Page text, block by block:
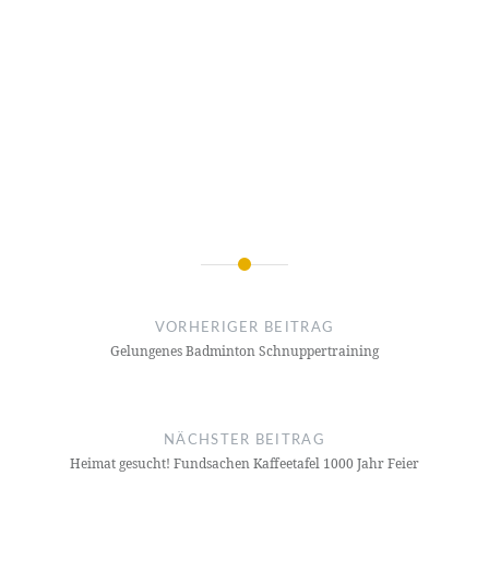
Beitragsnavigation
VORHERIGER BEITRAG
Gelungenes Badminton Schnuppertraining
NÄCHSTER BEITRAG
Heimat gesucht! Fundsachen Kaffeetafel 1000 Jahr Feier